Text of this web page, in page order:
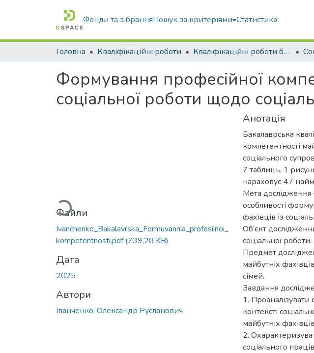
Фонди та зібранняПошук за критеріями Статистика
Головна Кваліфікаційні роботи Кваліфікаційні роботи бакалаврів
Формування професійної
соціальної роботи щодо
Вантажиться...
Файли
Ivanchenko_Bakalavrska_Formuvannia_profesiinoi_
kompetentnosti.pdf(739,28 KB)
Дата
2025
Автори
Іванченко, Олександр Русланович
Анотація
Бакалаврська
компетентності
соціального
7 таблиць, 1
нараховує 47
Мета дослідження
особливості
фахівців із
Об’єкт
соціальної роботи.
Предмет
майбутніх
сімей.
Завдання
1. Проаналізувати
контексті
майбутніх
2.
соціального